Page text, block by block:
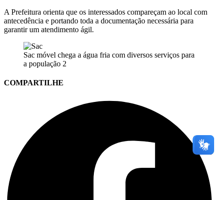
A Prefeitura orienta que os interessados compareçam ao local com
antecedência e portando toda a documentação necessária para
garantir um atendimento ágil.
Sac móvel chega a água fria com diversos serviços para
a população 2
COMPARTILHE